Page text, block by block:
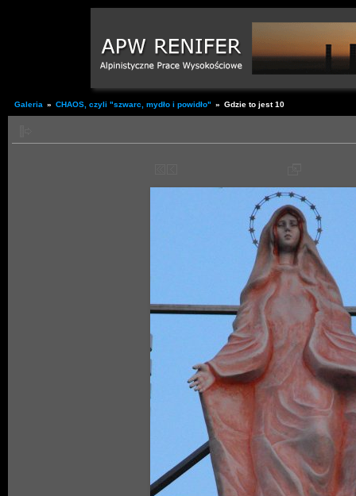
Galeria » CHAOS, czyli "szwarc, mydło i powidło" » Gdzie to jest 10